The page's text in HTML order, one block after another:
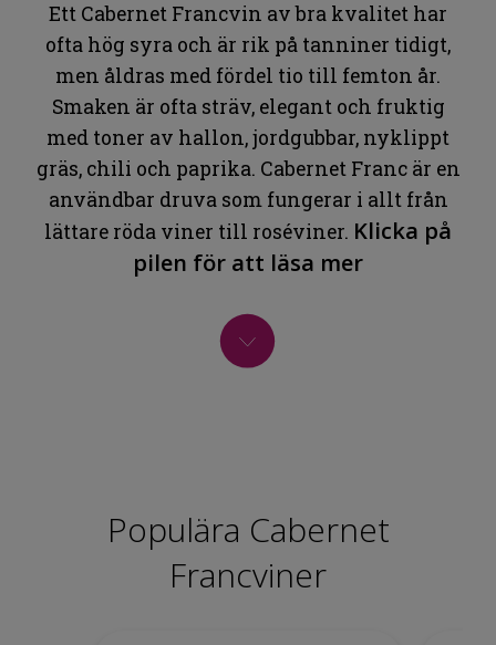
Ett Cabernet Francvin av bra kvalitet har
ofta hög syra och är rik på tanniner tidigt,
men åldras med fördel tio till femton år.
Smaken är ofta sträv, elegant och fruktig
med toner av hallon, jordgubbar, nyklippt
gräs, chili och paprika. Cabernet Franc är en
användbar druva som fungerar i allt från
lättare röda viner till roséviner. Klicka på
pilen för att läsa mer
Populära Cabernet
Francviner